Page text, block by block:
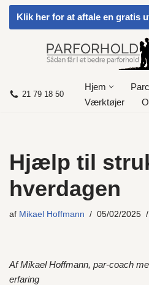
Spring
Klik her for at aftale en gratis
21 79 18 50
Hjem
Værktøjer
Hjælp til
hverdagen
af Mikael Hoffmann 05/02/2025
Af Mikael Hoffmann, par-coach
erfaring